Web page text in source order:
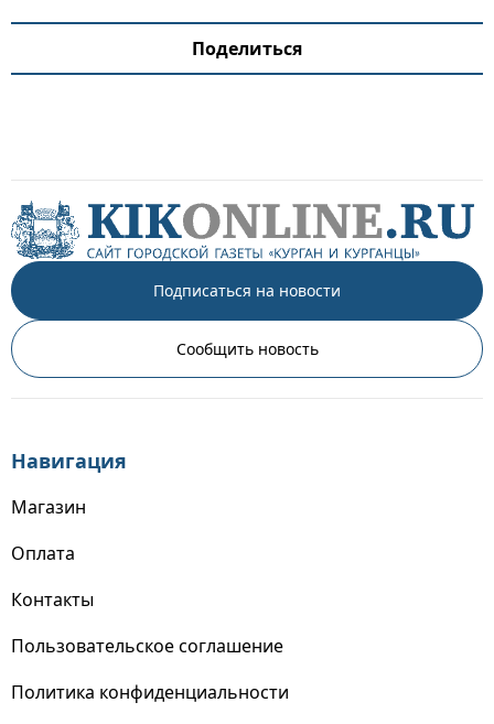
Поделиться
Подписаться на новости
Сообщить новость
Навигация
Магазин
Оплата
Контакты
Пользовательское соглашение
Политика конфиденциальности